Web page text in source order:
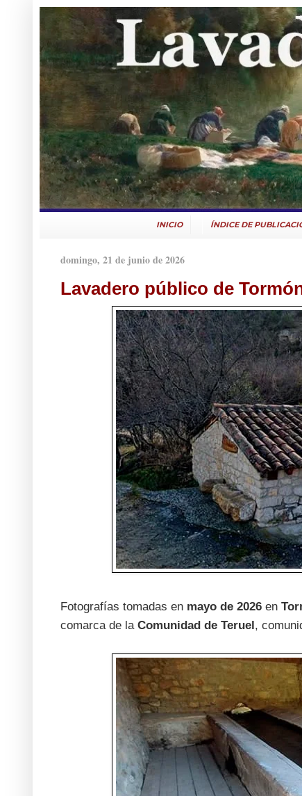
INICIO ÍNDICE DE
domingo, 21 de junio de 2026
Lavadero público de
Fotografías tomadas en mayo de 2026 en
comarca de la Comunidad de Teruel ,